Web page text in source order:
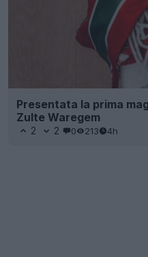
Presentata la prima
Zulte Waregem
2 2 0 213 4h